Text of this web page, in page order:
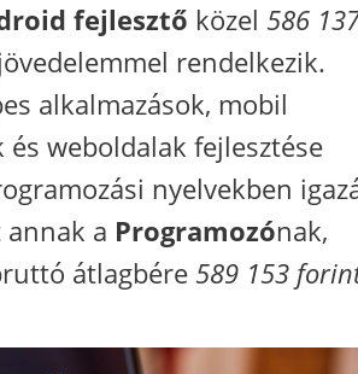
fejlesztő közel 586
rendelkezik.
alkalmazások, mobil
és weboldalak fejlesztése
nyelvekben
a Programozónak,
átlagbére 589 153